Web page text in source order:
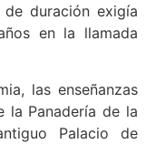
duración exigía
en la llamada
las enseñanzas
la Panadería de la
Palacio de